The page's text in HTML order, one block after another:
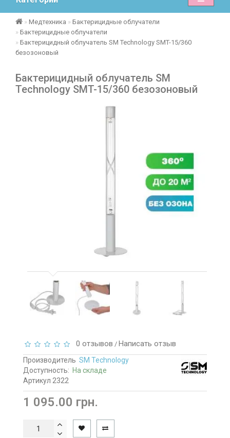
Медтехника
Бактерицидные облучатели
Бактерицидные облучатели
Бактерицидный облучатель SM Technology SMT-15/360
безозоновый
Бактерицидный облучатель SM
Technology SMT-15/360 безозоновый
0 отзывов / Написать отзыв
Производитель SM Technology
Доступность: На складе
Артикул 2322
1 095.00 грн.